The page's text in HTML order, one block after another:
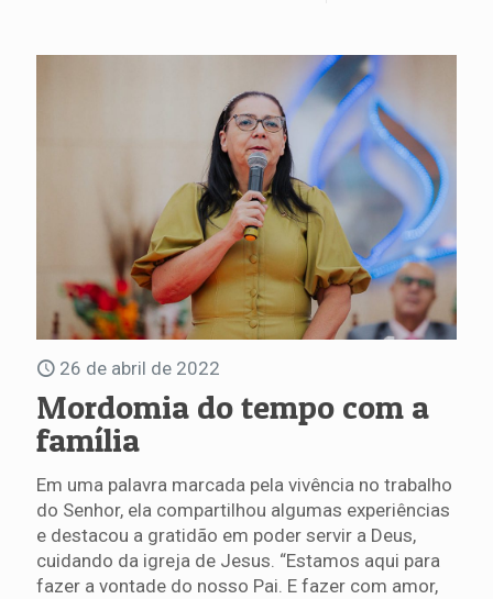
26 de abril de 2022
Mordomia do tempo com a
família
Em uma palavra marcada pela vivência no trabalho
do Senhor, ela compartilhou algumas experiências
e destacou a gratidão em poder servir a Deus,
cuidando da igreja de Jesus. “Estamos aqui para
fazer a vontade do nosso Pai. E fazer com amor,